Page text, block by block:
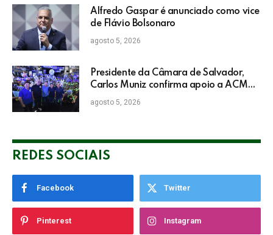
Alfredo Gaspar é anunciado como vice
de Flávio Bolsonaro
agosto 5, 2026
Presidente da Câmara de Salvador,
Carlos Muniz confirma apoio a ACM
Neto: “Irei lutar voto a voto na sua
campanha”
agosto 5, 2026
REDES SOCIAIS
Facebook Twitter
Pinterest Instagram